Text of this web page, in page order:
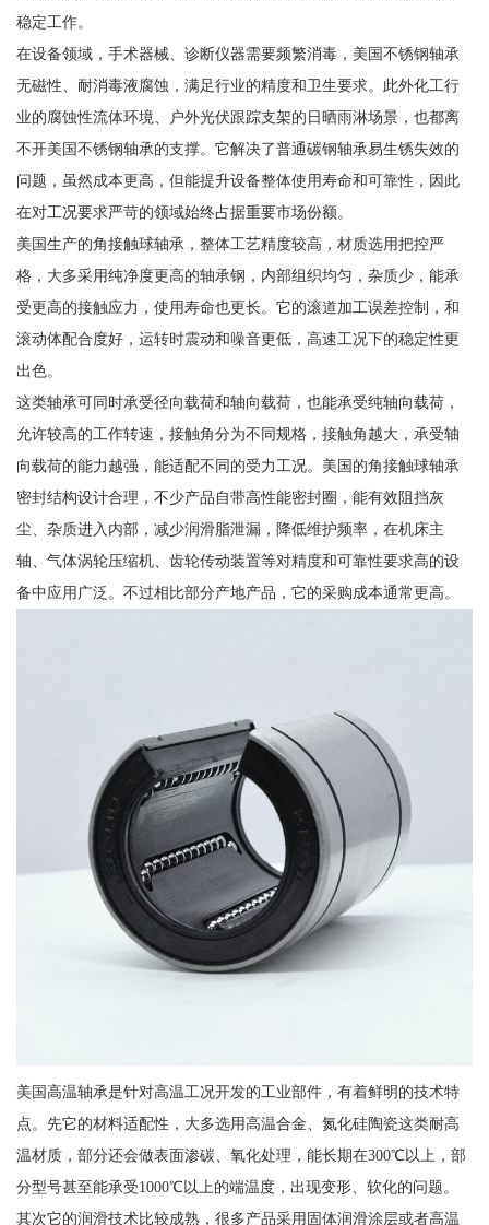
稳定工作。
在设备领域，手术器械、诊断仪器需要频繁消毒，美国不锈钢轴承
无磁性、耐消毒液腐蚀，满足行业的精度和卫生要求。此外化工行
业的腐蚀性流体环境、户外光伏跟踪支架的日晒雨淋场景，也都离
不开美国不锈钢轴承的支撑。它解决了普通碳钢轴承易生锈失效的
问题，虽然成本更高，但能提升设备整体使用寿命和可靠性，因此
在对工况要求严苛的领域始终占据重要市场份额。
美国生产的角接触球轴承，整体工艺精度较高，材质选用把控严
格，大多采用纯净度更高的轴承钢，内部组织均匀，杂质少，能承
受更高的接触应力，使用寿命也更长。它的滚道加工误差控制，和
滚动体配合度好，运转时震动和噪音更低，高速工况下的稳定性更
出色。
这类轴承可同时承受径向载荷和轴向载荷，也能承受纯轴向载荷，
允许较高的工作转速，接触角分为不同规格，接触角越大，承受轴
向载荷的能力越强，能适配不同的受力工况。美国的角接触球轴承
密封结构设计合理，不少产品自带高性能密封圈，能有效阻挡灰
尘、杂质进入内部，减少润滑脂泄漏，降低维护频率，在机床主
轴、气体涡轮压缩机、齿轮传动装置等对精度和可靠性要求高的设
备中应用广泛。不过相比部分产地产品，它的采购成本通常更高。
美国高温轴承是针对高温工况开发的工业部件，有着鲜明的技术特
点。先它的材料适配性，大多选用高温合金、氮化硅陶瓷这类耐高
温材质，部分还会做表面渗碳、氧化处理，能长期在300℃以上，部
分型号甚至能承受1000℃以上的端温度，出现变形、软化的问题。
其次它的润滑技术比较成熟，很多产品采用固体润滑涂层或者高温